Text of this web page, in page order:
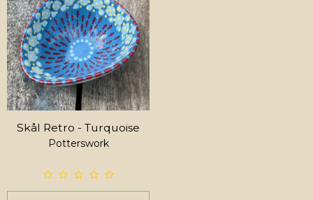
Skål Retro - Turquoise
Potterswork